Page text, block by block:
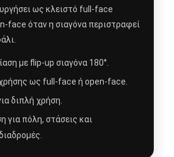
ως κλειστό full-face
face όταν η σιαγόνα περιστραφεί
με flip-up σιαγόνα 180°.
ως full-face ή open-face.
διπλή χρήση.
για πόλη, στάσεις και